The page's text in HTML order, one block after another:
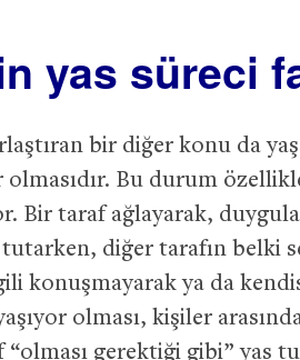
yas süreci
bir diğer konu da
Bu durum
Bir taraf ağlayarak,
tutarken, diğer tarafın belki
konuşmayarak ya da
olması, kişiler
gerektiği gibi” yas